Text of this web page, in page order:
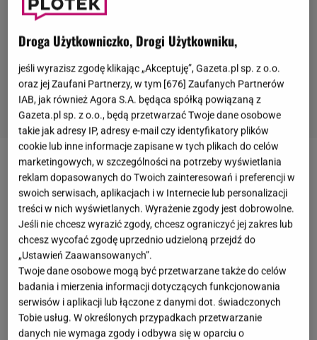
Baleriny wiosna - lato 2021
Baleriny to jedneznajwygodniejszych i najbardziej
praktycznych modeli butów, jakie są dostępne na
rynku.Prym wiodą głównie wiosną i latem, ale
można jest nosić też wczesną jesienią i w ciągu
całego roku np. na wyjątkowe okazje. Kobiety
uwielbiają je za uniwersalność - pasują do wielu
stylizacji i zapewniają komfort w każdej sytuacji.
Droga Użytkowniczko, Drogi Użytkowniku,
jeśli wyrazisz zgodę klikając „Akceptuję”, Gazeta.pl sp. z o.o.
oraz jej Zaufani Partnerzy, w tym [676] Zaufanych Partnerów
IAB, jak również Agora S.A. będąca spółką powiązaną z
Gazeta.pl sp. z o.o., będą przetwarzać Twoje dane osobowe
takie jak adresy IP, adresy e-mail czy identyfikatory plików
cookie lub inne informacje zapisane w tych plikach do celów
marketingowych, w szczególności na potrzeby wyświetlania
reklam dopasowanych do Twoich zainteresowań i preferencji w
swoich serwisach, aplikacjach i w Internecie lub personalizacji
treści w nich wyświetlanych. Wyrażenie zgody jest dobrowolne.
Jeśli nie chcesz wyrazić zgody, chcesz ograniczyć jej zakres lub
chcesz wycofać zgodę uprzednio udzieloną przejdź do
„Ustawień Zaawansowanych”.
Twoje dane osobowe mogą być przetwarzane także do celów
badania i mierzenia informacji dotyczących funkcjonowania
serwisów i aplikacji lub łączone z danymi dot. świadczonych
Tobie usług. W określonych przypadkach przetwarzanie
danych nie wymaga zgody i odbywa się w oparciu o